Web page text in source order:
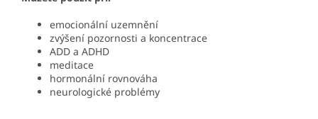
emocionální uzemnění
zvýšení pozornosti a koncentrace
ADD a ADHD
meditace
hormonální rovnováha
neurologické problémy